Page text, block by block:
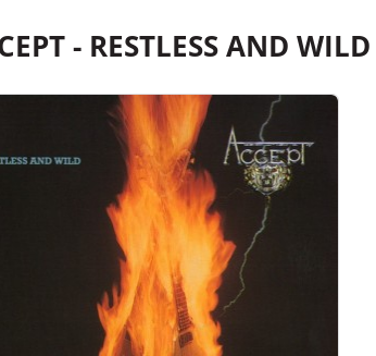
- RESTLESS AND WILD